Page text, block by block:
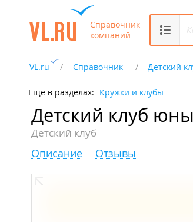
Справочник
компаний
VL.ru Справочник Детский
Ещё в разделах: Кружки и клубы
Детский клуб
Детский клуб
Описание Отзывы